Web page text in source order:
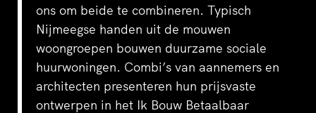
ons om beide te combineren. Typisch
Nijmeegse handen uit de mouwen
woongroepen bouwen duurzame sociale
huurwoningen. Combi’s van aannemers en
architecten presenteren hun prijsvaste
ontwerpen in het Ik Bouw Betaalbaar